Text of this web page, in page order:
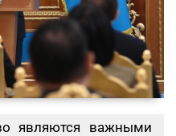
являются важными